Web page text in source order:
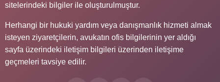
sitelerindeki bilgiler ile oluşturulmuştur.
Herhangi bir hukuki yardım veya danışmanlık hizmeti almak
isteyen ziyaretçilerin, avukatın ofis bilgilerinin yer aldığı
sayfa üzerindeki iletişim bilgileri üzerinden iletişime
geçmeleri tavsiye edilir.